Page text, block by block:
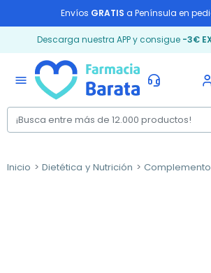
Envíos GRATIS a Península en
Descarga nuestra APP y consigue -3€
menu
Inicio Dietética y Nutrición